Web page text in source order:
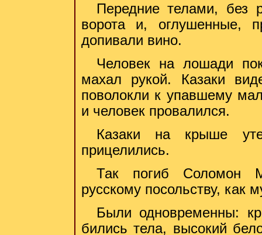
Передние телами, без
ворота и, оглушенные,
допивали вино.
Человек на лошади
махал рукой. Казаки
поволокли к упавшему
и человек провалился.
Казаки на крыше
прицелились.
Так погиб Соломон
русскому посольству, как
Были одновременны:
бились тела, высокий